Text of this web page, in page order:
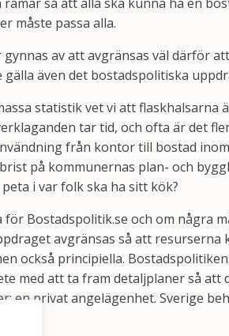
måste passa alla.
av att avgränsas väl därför
gälla även det bostadspolitiska
statistik vet vi att flaskhalsarna
tar tid, och ofta är det
från kontor till bostad
på kommunernas plan- och
i var folk ska ha sitt kök?
Bostadspolitik.se och om några
avgränsas så att resurserna
också principiella.
med att ta fram detaljplaner så
en privat angelägenhet. Sverige